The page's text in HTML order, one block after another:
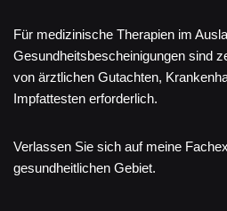
Für medizinische Therapien im
Gesundheitsbescheinigungen sind
von ärztlichen Gutachten,
Impfattesten erforderlich.
Verlassen Sie sich auf meine
gesundheitlichen Gebiet.